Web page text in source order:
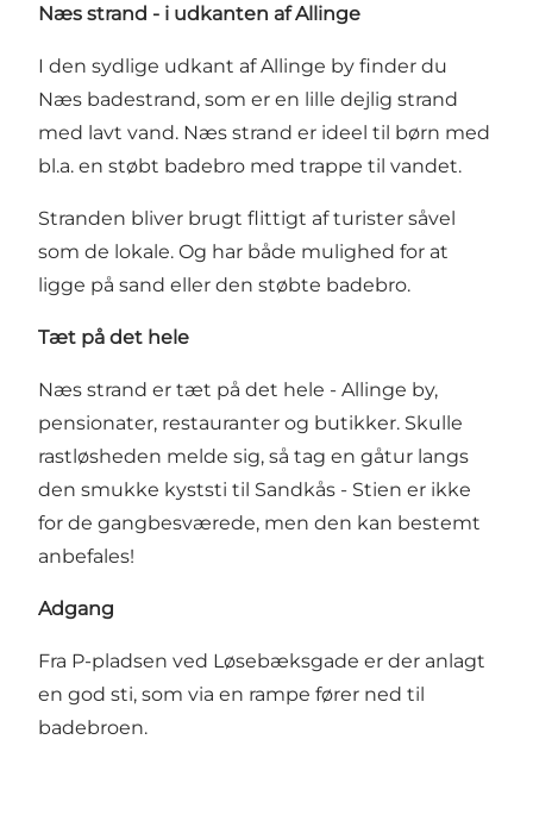
Næs strand - i udkanten af Allinge
I den sydlige udkant af Allinge by finder du
Næs badestrand, som er en lille dejlig strand
med lavt vand. Næs strand er ideel til børn med
bl.a. en støbt badebro med trappe til vandet.
Stranden bliver brugt flittigt af turister såvel
som de lokale. Og har både mulighed for at
ligge på sand eller den støbte badebro.
Tæt på det hele
Næs strand er tæt på det hele - Allinge by,
pensionater, restauranter og butikker. Skulle
rastløsheden melde sig, så tag en gåtur langs
den smukke kyststi til Sandkås - Stien er ikke
for de gangbesværede, men den kan bestemt
anbefales!
Adgang
Fra P-pladsen ved Løsebæksgade er der anlagt
en god sti, som via en rampe fører ned til
badebroen.